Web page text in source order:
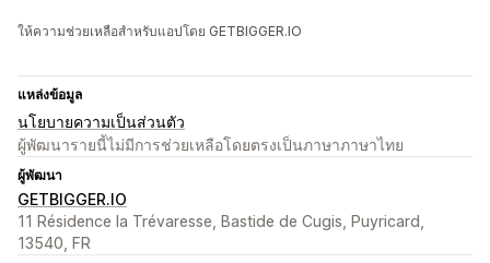
ให้ความช่วยเหลือสำหรับแอปโดย GETBIGGER.IO
แหล่งข้อมูล
นโยบายความเป็นส่วนตัว
ผู้พัฒนารายนี้ไม่มีการช่วยเหลือโดยตรงเป็นภาษาภาษาไทย
ผู้พัฒนา
GETBIGGER.IO
11 Résidence la Trévaresse, Bastide de Cugis, Puyricard,
13540, FR